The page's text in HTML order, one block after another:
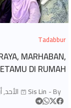
Tadabbur
MARHABAN,
DI RUMAH
By -
Sis Lin الأحد,